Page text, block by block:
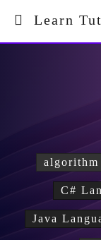
Learn
algorithm
C#
Java